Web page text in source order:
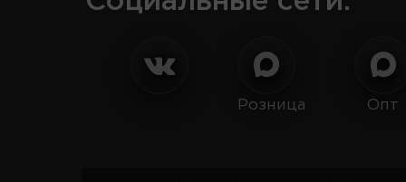
Розница Опт